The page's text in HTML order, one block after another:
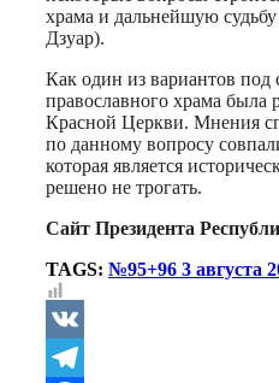
храма и дальнейшую
Дзуар).
Как один из вариантов под
православного храма была
Красной Церкви. Мнения
по данному вопросу
которая является
решено не трогать.
Сайт Президента
TAGS: №95+96 3 августа
VK